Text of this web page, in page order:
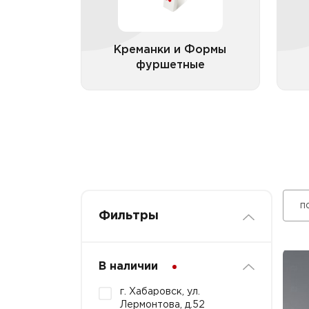
Креманки и Формы
фуршетныеВсе категории
Фильтры
В наличии
г. Хабаровск, ул.
Лермонтова, д.52